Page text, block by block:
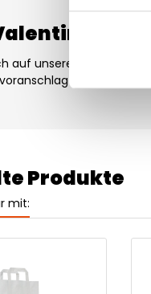
auf unserer
für
Produkte
mit: